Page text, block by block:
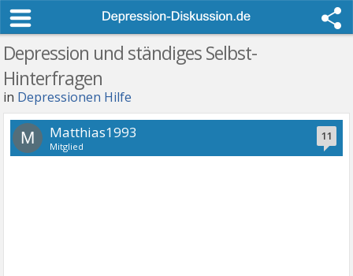
Depression und ständiges Selbst-
Hinterfragen
in Depressionen Hilfe
11
M Matthias1993
Mitglied